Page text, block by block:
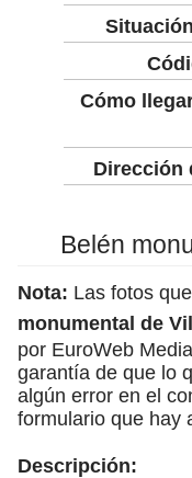
Cómo
Dirección
Belén
Nota: Las fotos
monumental de
por EuroWeb
garantía de que lo
algún error en el
formulario que hay
Descripción: